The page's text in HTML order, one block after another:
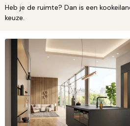
Heb je de ruimte? Dan is een
keuze.